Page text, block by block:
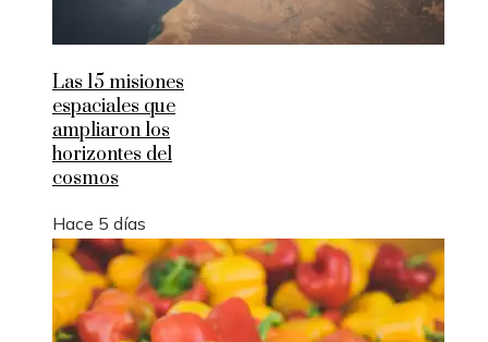
Las 15 misiones
espaciales que
ampliaron los
horizontes del
cosmos
Hace 5 días